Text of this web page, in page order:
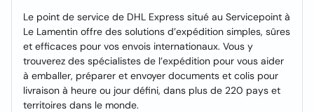
Le point de service de DHL Express situé au Servicepoint à
Le Lamentin offre des solutions d’expédition simples, sûres
et efficaces pour vos envois internationaux. Vous y
trouverez des spécialistes de l’expédition pour vous aider
à emballer, préparer et envoyer documents et colis pour
livraison à heure ou jour défini, dans plus de 220 pays et
territoires dans le monde.